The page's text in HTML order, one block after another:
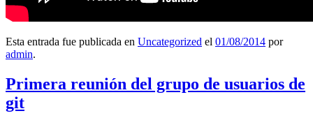
Esta entrada fue publicada en Uncategorized el 01/08/2014 por
admin.
Primera reunión del grupo de usuarios de
git